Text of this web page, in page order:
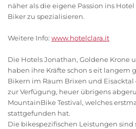
näher als die eigene Passion ins
Biker zu spezialisieren.
Weitere Info: www.hotelclara.it
Die Hotels Jonathan, Goldene Krone
haben ihre Kräfte schon s eit langem
Bikern im Raum Brixen und
zur Verfügung, heuer übrigens
MountainBike Testival, welches
stattgefunden hat.
Die bikespezifischen Leistungen sind